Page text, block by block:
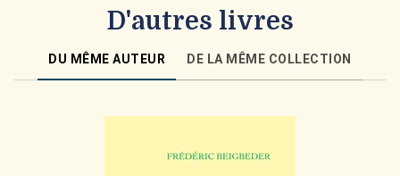
D'autres livres
DU MÊME AUTEUR DE LA MÊME COLLECTION